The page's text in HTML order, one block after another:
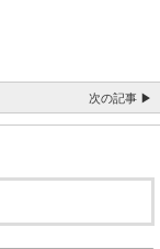
次の記事 ▶